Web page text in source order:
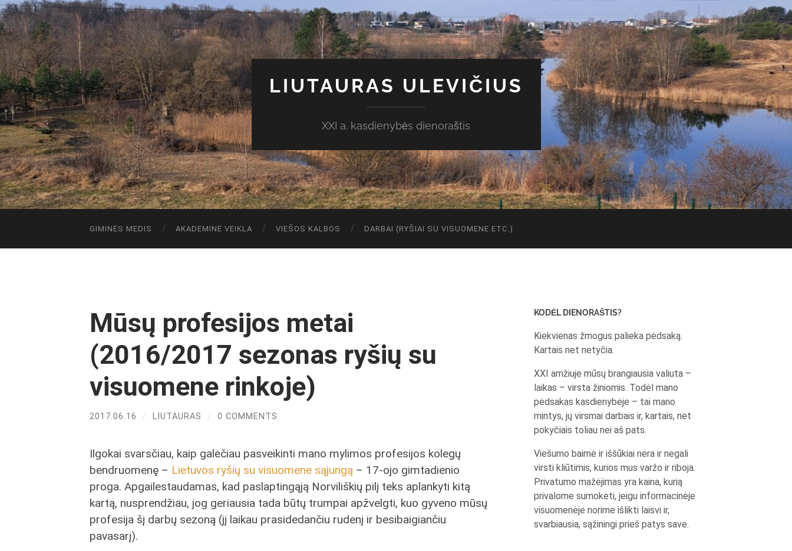
LIUTAURAS ULEVIČIUS
XXI a. kasdienybės dienoraštis
GIMINĖS MEDIS AKADEMINĖ VEIKLA VIEŠOS KALBOS DARBAI (RYŠIAI SU VISUOMENE ETC.)
Mūsų profesijos metai
(2016/2017 sezonas ryšių su
visuomene rinkoje)
2017.06.16 / LIUTAURAS / 0 COMMENTS
Ilgokai svarsčiau, kaip galėčiau pasveikinti mano mylimos profesijos kolegų
bendruomenę – Lietuvos ryšių su visuomene sąjungą – 17-ojo gimtadienio
proga. Apgailestaudamas, kad paslaptingąją Norviliškių pilį teks aplankyti kitą
kartą, nusprendžiau, jog geriausia tada būtų trumpai apžvelgti, kuo gyveno mūsų
profesija šį darbų sezoną (jį laikau prasidedančiu rudenį ir besibaigiančiu
pavasarį).
KODĖL DIENORAŠTIS?
Kiekvienas žmogus palieka pėdsaką.
Kartais net netyčia.
XXI amžiuje mūsų brangiausia valiuta –
laikas – virsta žiniomis. Todėl mano
pėdsakas kasdienybėje – tai mano
mintys, jų virsmai darbais ir, kartais, net
pokyčiais toliau nei aš pats.
Viešumo baimė ir iššūkiai nėra ir negali
virsti kliūtimis, kurios mus varžo ir riboja.
Privatumo mažėjimas yra kaina, kurią
privalome sumokėti, jeigu informacinėje
visuomenėje norime išlikti laisvi ir,
svarbiausia, sąžiningi prieš patys save.